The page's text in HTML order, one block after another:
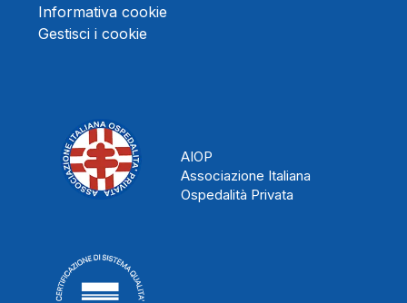
Informativa cookie
Gestisci i cookie
AIOP
Associazione Italiana
Ospedalità Privata